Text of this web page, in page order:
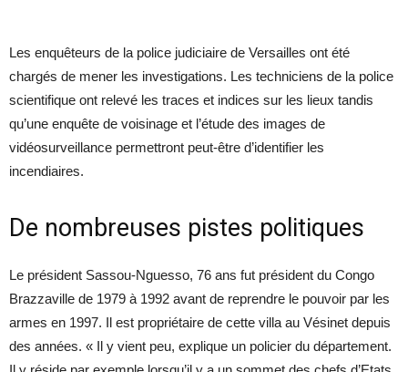
Les enquêteurs de la police judiciaire de Versailles ont été
chargés de mener les investigations. Les techniciens de la police
scientifique ont relevé les traces et indices sur les lieux tandis
qu’une enquête de voisinage et l’étude des images de
vidéosurveillance permettront peut-être d’identifier les
incendiaires.
De nombreuses pistes politiques
Le président Sassou-Nguesso, 76 ans fut président du Congo
Brazzaville de 1979 à 1992 avant de reprendre le pouvoir par les
armes en 1997. Il est propriétaire de cette villa au Vésinet depuis
des années. « Il y vient peu, explique un policier du département.